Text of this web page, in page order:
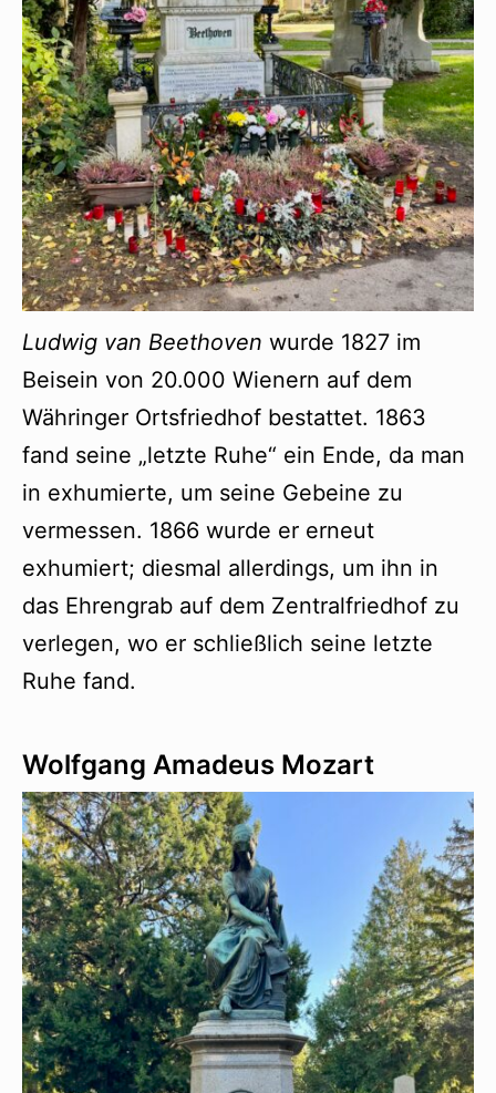
Ludwig van Beethoven wurde 1827 im
Beisein von 20.000 Wienern auf dem
Währinger Ortsfriedhof bestattet. 1863
fand seine „letzte Ruhe“ ein Ende, da man
in exhumierte, um seine Gebeine zu
vermessen. 1866 wurde er erneut
exhumiert; diesmal allerdings, um ihn in
das Ehrengrab auf dem Zentralfriedhof zu
verlegen, wo er schließlich seine letzte
Ruhe fand.
Wolfgang Amadeus Mozart